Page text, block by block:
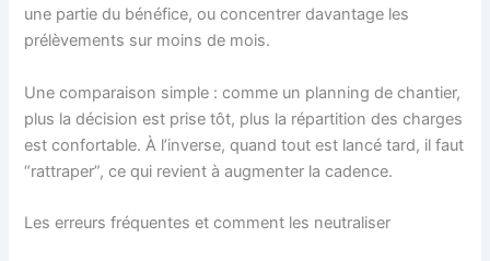
une partie du bénéfice, ou concentrer davantage les
prélèvements sur moins de mois.
Une comparaison simple : comme un planning de chantier,
plus la décision est prise tôt, plus la répartition des charges
est confortable. À l’inverse, quand tout est lancé tard, il faut
“rattraper”, ce qui revient à augmenter la cadence.
Les erreurs fréquentes et comment les neutraliser